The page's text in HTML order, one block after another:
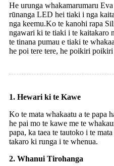
He urunga whakamarumaru
rūnanga LED hei tiaki i nga
nga keemu.Ko te kanohi rapa
ngawari ki te tiaki i te kaitakaro
te tinana pumau e tiaki te
he poi tere tere, he poikiri poikiri
1. Hewari ki te Kawe
Ko te mata whakaatu a te papa
he pai mo te kawe me te
papa, ka taea te tautoko i te
takaro ki runga i te whenua.
2. Whanui Tirohanga